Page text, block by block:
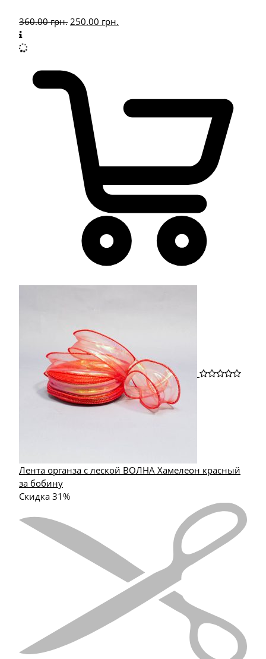
360.00грн. 250.00 грн.
Лента органза с леской ВОЛНА Хамелеон красный
за бобину
Скидка 31%